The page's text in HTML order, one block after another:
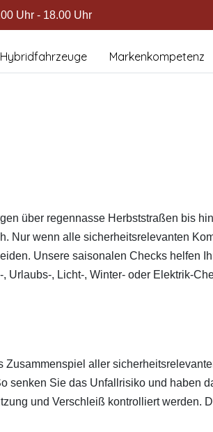
Uhr - 18.00 Uhr
Markenkompetenz
über regennasse Herbststraßen bis
Nur wenn alle sicherheitsrelevanten
Unsere saisonalen Checks helfen
, Licht-, Winter- oder Elektrik-
aller
senken Sie das Unfallrisiko und haben
und Verschleiß kontrolliert werden.